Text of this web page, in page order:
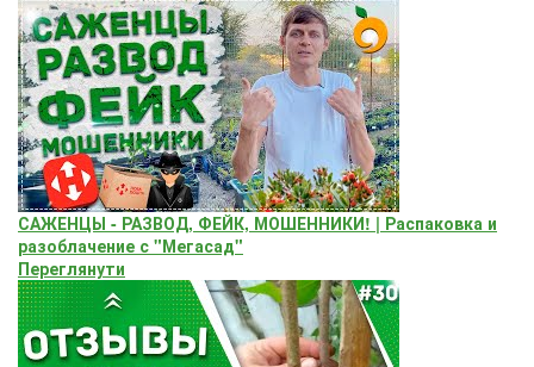
САЖЕНЦЫ - РАЗВОД, ФЕЙК, МОШЕННИКИ! | Распаковка и
разоблачение с "Мегасад"
Переглянути